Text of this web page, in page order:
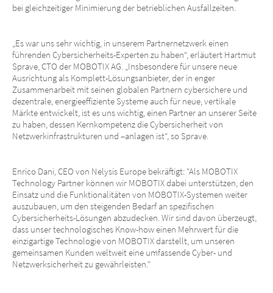
bei gleichzeitiger Minimierung der betrieblichen Ausfallzeiten.
„Es war uns sehr wichtig, in unserem Partnernetzwerk einen
führenden Cybersicherheits-Experten zu haben“, erläutert Hartmut
Sprave, CTO der MOBOTIX AG. „Insbesondere für unsere neue
Ausrichtung als Komplett-Lösungsanbieter, der in enger
Zusammenarbeit mit seinen globalen Partnern cybersichere und
dezentrale, energieeffiziente Systeme auch für neue, vertikale
Märkte entwickelt, ist es uns wichtig, einen Partner an unserer Seite
zu haben, dessen Kernkompetenz die Cybersicherheit von
Netzwerkinfrastrukturen und –anlagen ist“, so Sprave.
Enrico Dani, CEO von Nelysis Europe bekräftigt: "Als MOBOTIX
Technology Partner können wir MOBOTIX dabei unterstützen, den
Einsatz und die Funktionalitäten von MOBOTIX-Systemen weiter
auszubauen, um den steigenden Bedarf an spezifischen
Cybersicherheits-Lösungen abzudecken. Wir sind davon überzeugt,
dass unser technologisches Know-how einen Mehrwert für die
einzigartige Technologie von MOBOTIX darstellt, um unseren
gemeinsamen Kunden weltweit eine umfassende Cyber- und
Netzwerksicherheit zu gewährleisten."